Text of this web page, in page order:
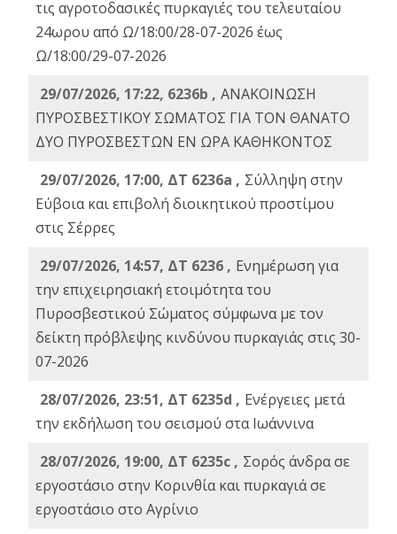
τις αγροτοδασικές πυρκαγιές του τελευταίου
24ωρου από Ω/18:00/28-07-2026 έως
Ω/18:00/29-07-2026
29/07/2026, 17:22, 6236b , ΑΝΑΚΟΙΝΩΣΗ
ΠΥΡΟΣΒΕΣΤΙΚΟΥ ΣΩΜΑΤΟΣ ΓΙΑ ΤΟΝ ΘΑΝΑΤΟ
ΔΥΟ ΠΥΡΟΣΒΕΣΤΩΝ ΕΝ ΩΡΑ ΚΑΘΗΚΟΝΤΟΣ
29/07/2026, 17:00, ΔΤ 6236a , Σύλληψη στην
Εύβοια και επιβολή διοικητικού προστίμου
στις Σέρρες
29/07/2026, 14:57, ΔΤ 6236 , Ενημέρωση για
την επιχειρησιακή ετοιμότητα του
Πυροσβεστικού Σώματος σύμφωνα με τον
δείκτη πρόβλεψης κινδύνου πυρκαγιάς στις 30-
07-2026
28/07/2026, 23:51, ΔΤ 6235d , Ενέργειες μετά
την εκδήλωση του σεισμού στα Ιωάννινα
28/07/2026, 19:00, ΔΤ 6235c , Σορός άνδρα σε
εργοστάσιο στην Κορινθία και πυρκαγιά σε
εργοστάσιο στο Αγρίνιο